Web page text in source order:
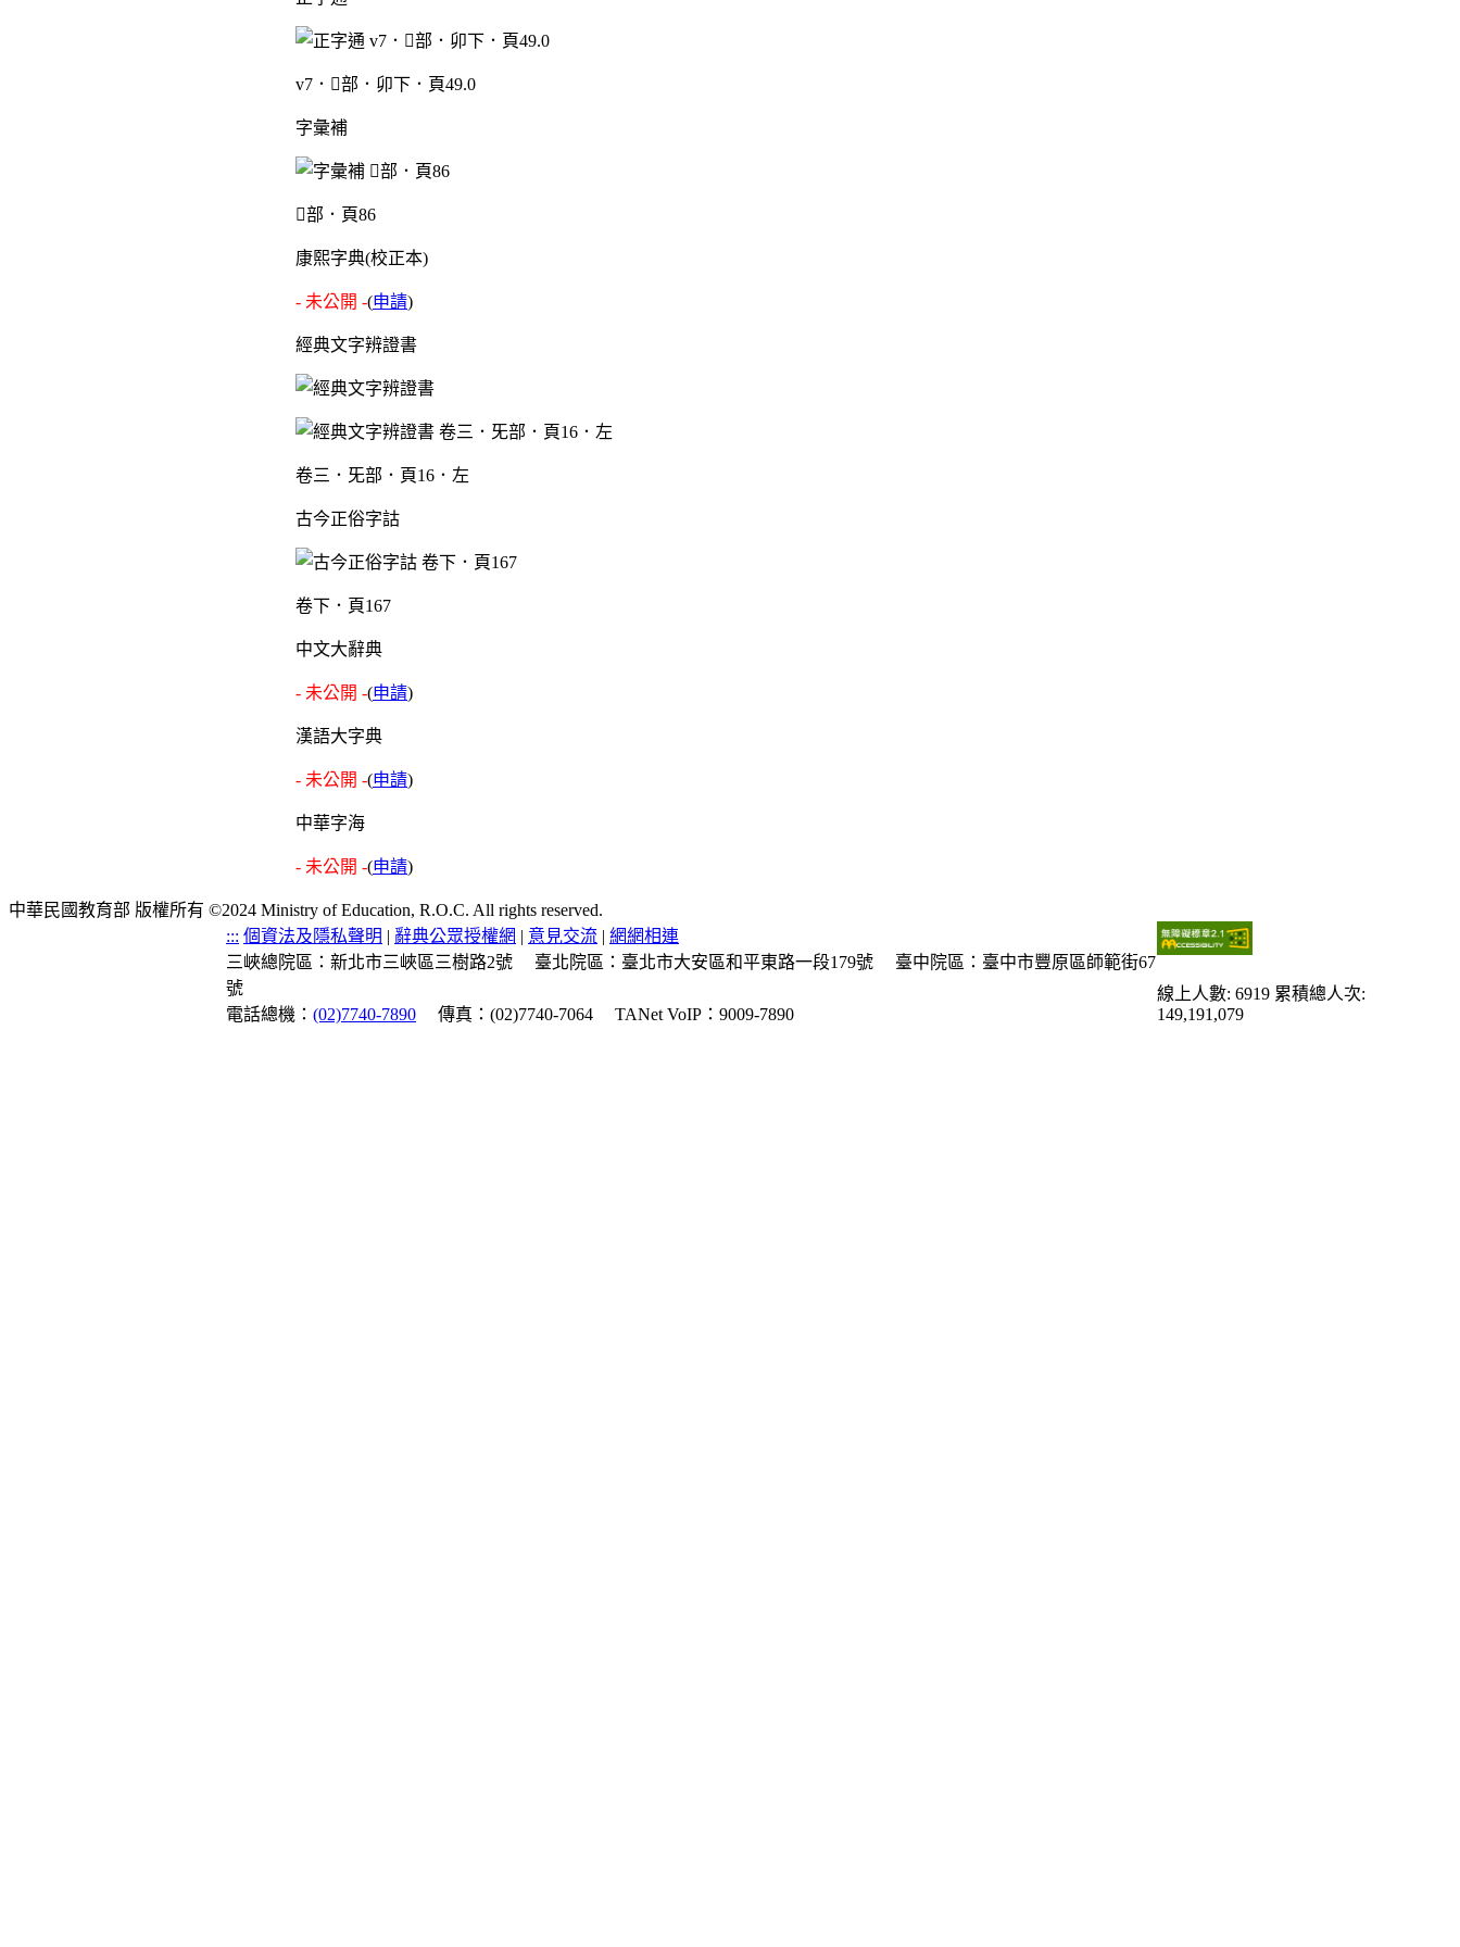
v7．部．卯下．頁49.0
字彙補
部．頁86
康熙字典(校正本)
- 未公開 -(申請)
經典文字辨證書
卷三．旡部．頁16．左
古今正俗字詁
卷下．頁167
中文大辭典
- 未公開 -(申請)
漢語大字典
- 未公開 -(申請)
中華字海
- 未公開 -(申請)
中華民國教育部 版權所有 ©2024 Ministry of Education, R.O.C. All rights reserved.
::: 個資法及隱私聲明 | 辭典公眾授權網 | 意見交流 | 網網相連
三峽總院區：新北市三峽區三樹路2號
臺北院區：臺北市大安區和平東路一段179號
臺中院區：臺中市豐原區師範街67
號
電話總機： (02)7740-7890 傳真：(02)7740-7064 TANet VoIP：9009-7890
線上人數: 6919 累積總人次:
149,191,079